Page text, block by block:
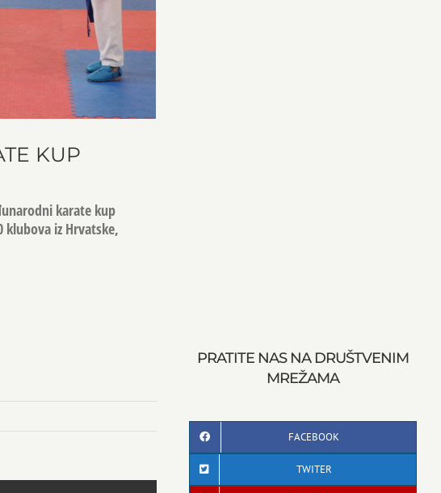
KUP
karate kup
klubova iz Hrvatske,
PRATITE NAS NA DRUŠTVENIM
MREŽAMA
FACEBOOK
TWITER